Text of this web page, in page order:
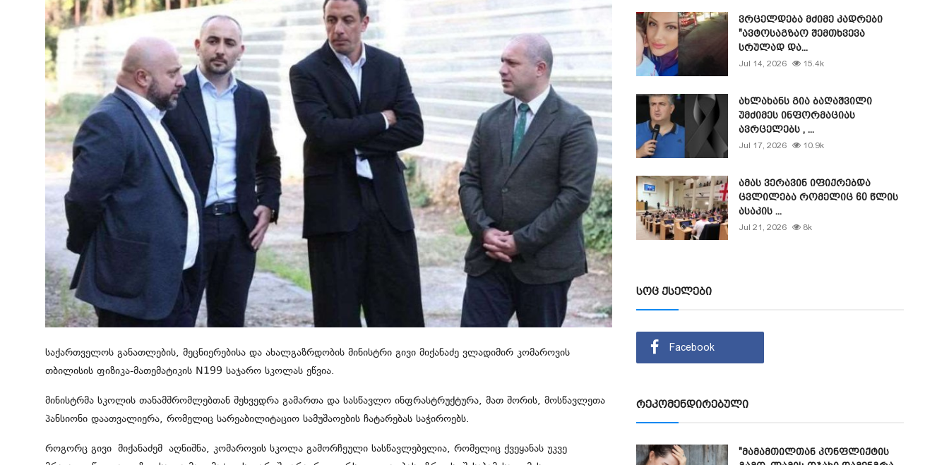
მსოფლიო
ყვითელი პრესა
საქართველოს განათლების, მეცნიერებისა და ახალგაზრდობის მინისტრი გივი მიქანაძე ვლადიმირ კომაროვის
თბილისის ფიზიკა-მათემატიკის N199 საჯარო სკოლას ეწვია.
მინისტრმა სკოლის თანამშრომლებთან შეხვედრა გამართა და სასწავლო ინფრასტრუქტურა, მათ შორის, მოსწავლეთა
პანსიონი დაათვალიერა, რომელიც სარეაბილიტაციო სამუშაოების ჩატარებას საჭიროებს.
როგორც გივი მიქანაძემ აღნიშნა, კომაროვის სკოლა გამორჩეული სასწავლებელია, რომელიც ქვეყანას უკვე
ვრცელდება მძიმე კადრები
"ავტოსაგზაო შემთხვევა
სრულად და...
Jul 14, 2026 15.4k
ახლახანს გია ბაღაშვილი
უმძიმეს ინფორმაციას
ავრცელებს , ...
Jul 17, 2026 10.9k
ამას ვერავინ იფიქრებდა
ცვლილება რომელიც 60 წლის
ასაკის ...
Jul 21, 2026 8k
სოც ქსელები
Facebook
რეკომენდირებული
"მამამთილთან კონფლიქტის